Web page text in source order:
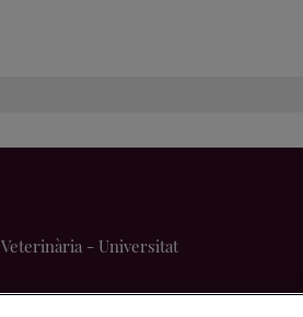
- Universitat